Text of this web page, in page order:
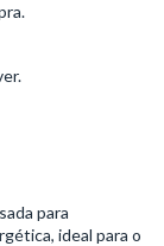
para
ideal para o